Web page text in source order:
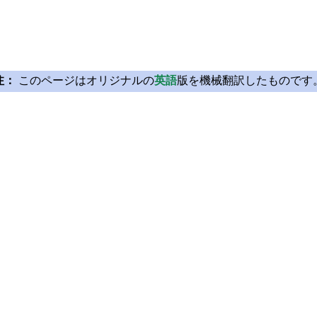
このページはオリジナルの英語版を機械翻訳したものです。